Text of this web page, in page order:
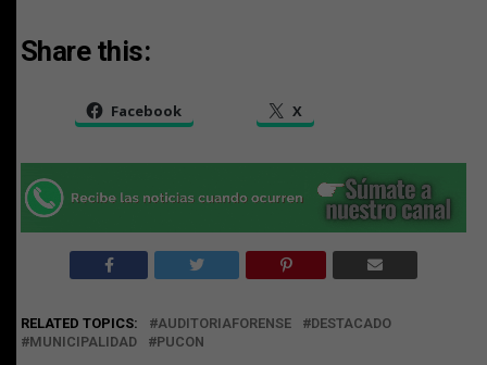
Share this:
Facebook X
RELATED TOPICS: AUDITORIAFORENSE
DESTACADO
MUNICIPALIDAD
PUCON